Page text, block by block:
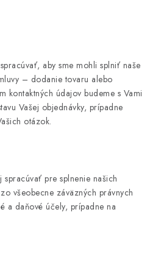
aby sme mohli splniť naše
– dodanie tovaru alebo
kontaktných údajov budeme s Vami
Vašej objednávky, prípadne
otázok.
pre splnenie našich
všeobecne záväzných právnych
a daňové účely, prípadne na